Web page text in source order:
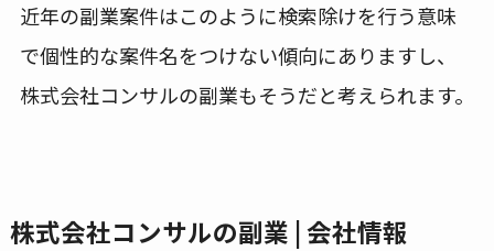
近年の副業案件はこのように検索除けを行う意味
で個性的な案件名をつけない傾向にありますし、
株式会社コンサルの副業もそうだと考えられます。
株式会社コンサルの副業 | 会社情報